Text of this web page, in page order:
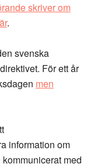
skriver om
.
svenska
För ett år
men
information om
med